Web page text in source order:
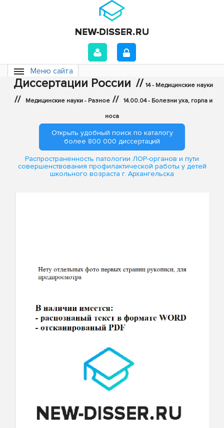
Меню сайта
Диссертации России // 14 - Медицинские науки
// Медицинские науки - Разное // 14.00.04 - Болезни уха, горла и
носа
Открыть удобный поиск по каталогу
более 800 000 диссертаций
Распространенность патологии ЛОР-органов и пути
совершенствования профилактической работы у детей
школьного возраста г. Архангельска